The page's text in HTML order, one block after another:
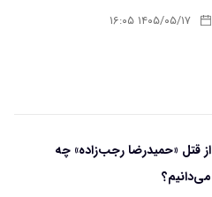
۱۴۰۵/۰۵/۱۷ ۱۶:۰۵
از قتل «حمیدرضا رجب‌زاده» چه
می‌دانیم؟